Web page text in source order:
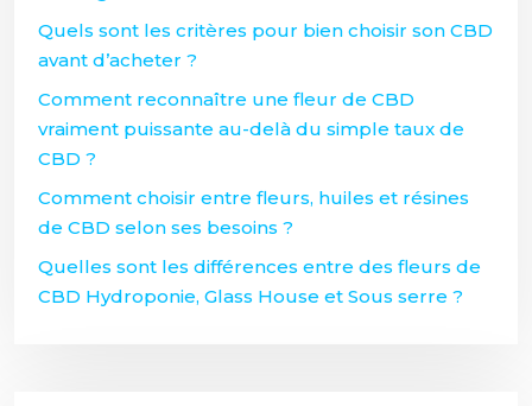
Quels sont les critères pour bien choisir son CBD
avant d’acheter ?
Comment reconnaître une fleur de CBD
vraiment puissante au-delà du simple taux de
CBD ?
Comment choisir entre fleurs, huiles et résines
de CBD selon ses besoins ?
Quelles sont les différences entre des fleurs de
CBD Hydroponie, Glass House et Sous serre ?